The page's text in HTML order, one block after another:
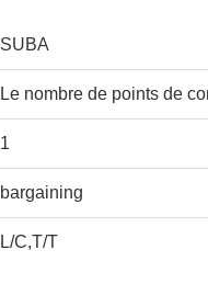
SUBA
Le nombre de points de
1
bargaining
L/C,T/T